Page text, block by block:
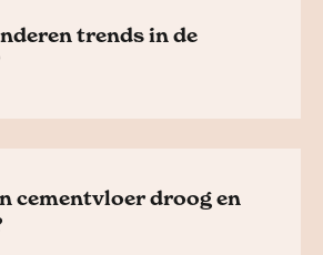
trends in de
cementvloer droog en